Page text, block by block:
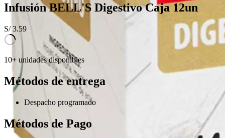
Infusión BELL'S Digestivo Caja 12un
S/3.59
10+ unidades disponibles
Métodos de entrega
Despacho programado
Métodos de Pago